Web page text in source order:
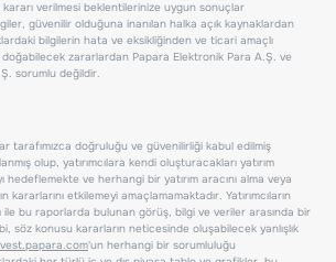
kararı verilmesi beklentilerinize uygun sonuçlar
güvenilir olduğuna inanılan halka açık kaynaklardan
bilgilerin hata ve eksikliğinden ve ticari amaçlı
doğabilecek zararlardan Papara Elektronik Para A.Ş. ve
sorumlu değildir.
tarafımızca doğruluğu ve güvenilirliği kabul edilmiş
olup, yatırımcılara kendi oluşturacakları yatırım
hedeflemekte ve herhangi bir yatırım aracını alma veya
kararlarını etkilemeyi amaçlamamaktadır. Yatırımcıların
ile bu raporlarda bulunan görüş, bilgi ve veriler arasında bir
söz konusu kararların neticesinde oluşabilecek yanlışlık
'un herhangi bir sorumluluğu